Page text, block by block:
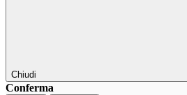
Chiudi
Conferma